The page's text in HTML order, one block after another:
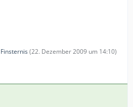
Finsternis(22. Dezember 2009 um 14:10)